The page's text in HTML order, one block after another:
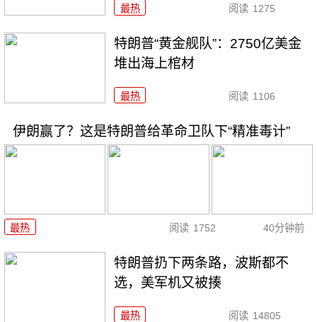
最热 阅读 1275
特朗普“黄金舰队”：2750亿美金
堆出海上棺材
最热 阅读 1106
伊朗赢了？这是特朗普给革命卫队下“精准毒计”
最热 阅读 1752 40分钟前
特朗普扔下两条路，波斯都不
选，美军机又被揍
最热 阅读 14805